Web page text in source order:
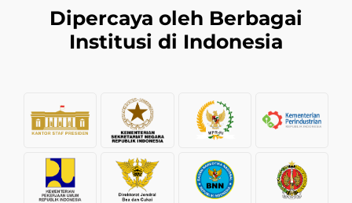
Dipercaya oleh Berbagai
Institusi di Indonesia